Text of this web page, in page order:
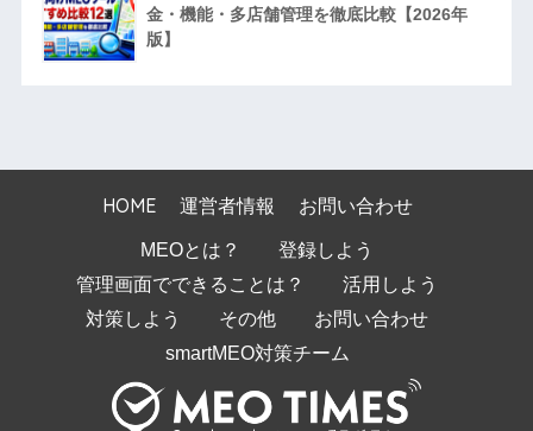
金・機能・多店舗管理を徹底比較【2026年
版】
HOME 運営者情報 お問い合わせ
MEOとは？
登録しよう
管理画面でできることは？
活用しよう
対策しよう
その他
お問い合わせ
smartMEO対策チーム